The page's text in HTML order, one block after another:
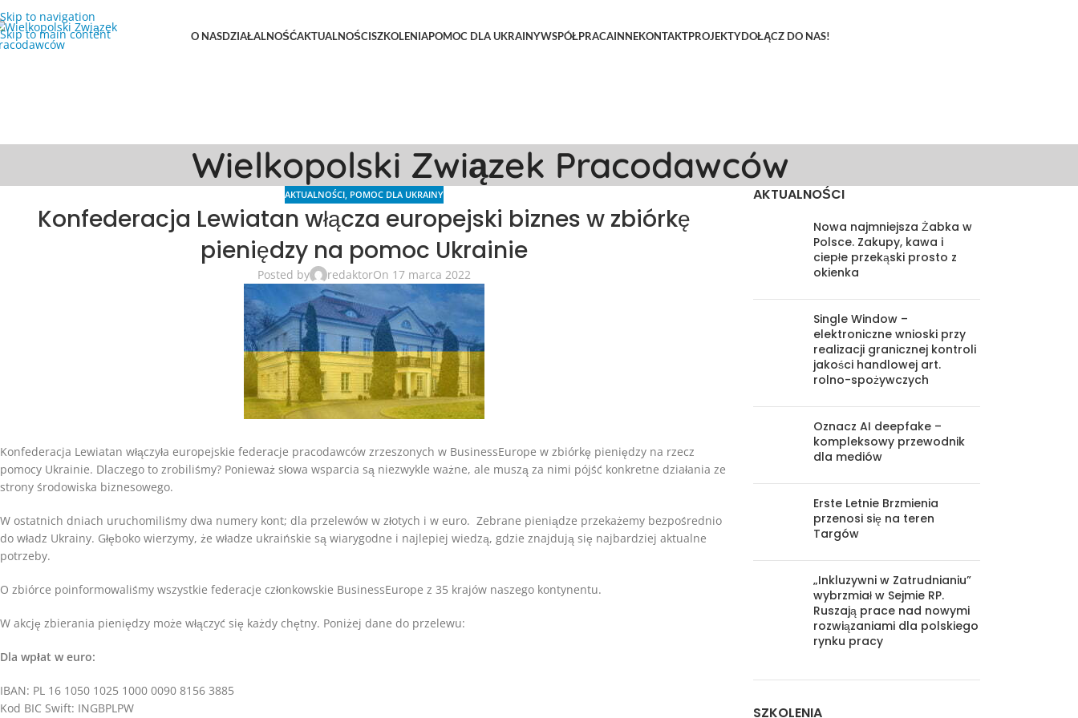
Skip to navigation
Skip to main content
O NASDZIAŁALNOŚĆAKTUALNOŚCISZKOLENIAPOMOC DLA UKRAINYWSPÓŁPRACAINNEKONTAKTPROJEKTYDOŁĄCZ DO NAS!
Wielkopolski Związek Pracodawców
AKTUALNOŚCI, POMOC DLA UKRAINY
Konfederacja Lewiatan włącza europejski biznes w zbiórkę
pieniędzy na pomoc Ukrainie
Posted by redaktorOn 17 marca 2022
Konfederacja Lewiatan włączyła europejskie federacje pracodawców zrzeszonych w BusinessEurope w zbiórkę pieniędzy na rzecz
pomocy Ukrainie. Dlaczego to zrobiliśmy? Ponieważ słowa wsparcia są niezwykle ważne, ale muszą za nimi pójść konkretne działania ze
strony środowiska biznesowego.
W ostatnich dniach uruchomiliśmy dwa numery kont; dla przelewów w złotych i w euro. Zebrane pieniądze przekażemy bezpośrednio
do władz Ukrainy. Głęboko wierzymy, że władze ukraińskie są wiarygodne i najlepiej wiedzą, gdzie znajdują się najbardziej aktualne
potrzeby.
O zbiórce poinformowaliśmy wszystkie federacje członkowskie BusinessEurope z 35 krajów naszego kontynentu.
W akcję zbierania pieniędzy może włączyć się każdy chętny. Poniżej dane do przelewu:
Dla wpłat w euro:
IBAN: PL 16 1050 1025 1000 0090 8156 3885
Kod BIC Swift: INGBPLPW
AKTUALNOŚCI
Nowa najmniejsza Żabka w
Polsce. Zakupy, kawa i
ciepłe przekąski prosto z
okienka
Single Window –
elektroniczne wnioski przy
realizacji granicznej kontroli
jakości handlowej art.
rolno-spożywczych
Oznacz AI deepfake –
kompleksowy przewodnik
dla mediów
Erste Letnie Brzmienia
przenosi się na teren
Targów
„Inkluzywni w Zatrudnianiu”
wybrzmiał w Sejmie RP.
Ruszają prace nad nowymi
rozwiązaniami dla polskiego
rynku pracy
SZKOLENIA